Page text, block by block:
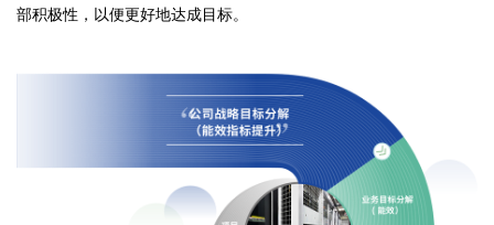
部积极性，以便更好地达成目标。